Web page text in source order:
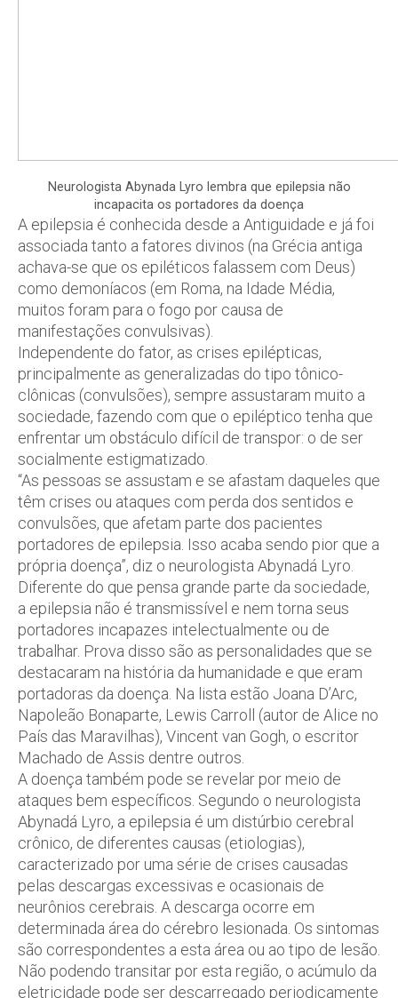
Neurologista Abynada Lyro lembra que epilepsia não
incapacita os portadores da doença
A epilepsia é conhecida desde a Antiguidade e já foi
associada tanto a fatores divinos (na Grécia antiga
achava-se que os epiléticos falassem com Deus)
como demoníacos (em Roma, na Idade Média,
muitos foram para o fogo por causa de
manifestações convulsivas).
Independente do fator, as crises epilépticas,
principalmente as generalizadas do tipo tônico-
clônicas (convulsões), sempre assustaram muito a
sociedade, fazendo com que o epiléptico tenha que
enfrentar um obstáculo difícil de transpor: o de ser
socialmente estigmatizado.
“As pessoas se assustam e se afastam daqueles que
têm crises ou ataques com perda dos sentidos e
convulsões, que afetam parte dos pacientes
portadores de epilepsia. Isso acaba sendo pior que a
própria doença”, diz o neurologista Abynadá Lyro.
Diferente do que pensa grande parte da sociedade,
a epilepsia não é transmissível e nem torna seus
portadores incapazes intelectualmente ou de
trabalhar. Prova disso são as personalidades que se
destacaram na história da humanidade e que eram
portadoras da doença. Na lista estão Joana D’Arc,
Napoleão Bonaparte, Lewis Carroll (autor de Alice no
País das Maravilhas), Vincent van Gogh, o escritor
Machado de Assis dentre outros.
A doença também pode se revelar por meio de
ataques bem específicos. Segundo o neurologista
Abynadá Lyro, a epilepsia é um distúrbio cerebral
crônico, de diferentes causas (etiologias),
caracterizado por uma série de crises causadas
pelas descargas excessivas e ocasionais de
neurônios cerebrais. A descarga ocorre em
determinada área do cérebro lesionada. Os sintomas
são correspondentes a esta área ou ao tipo de lesão.
Não podendo transitar por esta região, o acúmulo da
eletricidade pode ser descarregado periodicamente